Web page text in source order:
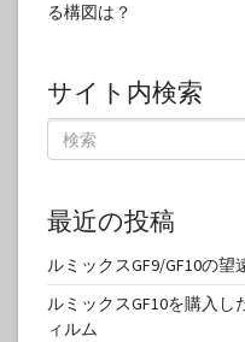
る構図は？
サイト内検索
最近の投稿
ルミックスGF9/GF10の
ルミックスGF10を購入
ィルム